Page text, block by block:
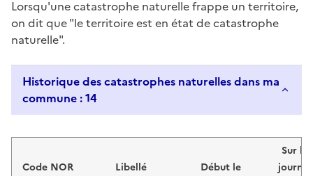
Lorsqu'une catastrophe naturelle frappe un territoire,
on dit que "le territoire est en état de catastrophe
naturelle".
Historique des catastrophes naturelles dans ma
commune : 14
Code NOR Libellé Début le
Sur le
journal